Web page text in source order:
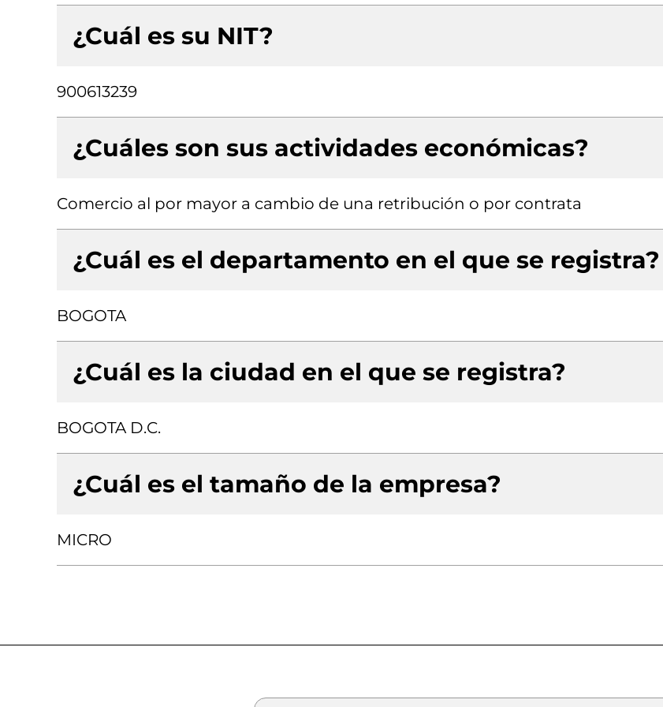
¿Cuál es su NIT?
900613239
¿Cuáles son sus actividades económicas?
Comercio al por mayor a cambio de una retribución o por contrata
¿Cuál es el departamento en el que se registra?
BOGOTA
¿Cuál es la ciudad en el que se registra?
BOGOTA D.C.
¿Cuál es el tamaño de la empresa?
MICRO